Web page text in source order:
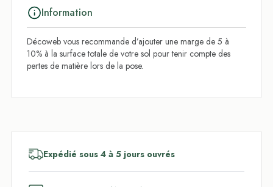
Information
Décoweb vous recommande d’ajouter une marge de 5 à
10% à la surface totale de votre sol pour tenir compte des
pertes de matière lors de la pose.
Expédié sous 4 à 5 jours ouvrés